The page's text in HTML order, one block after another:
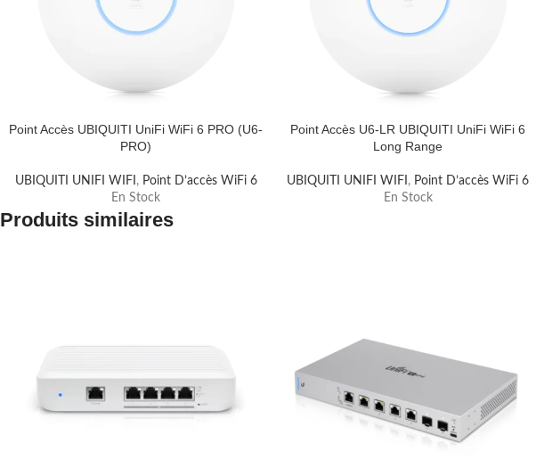
Point Accès UBIQUITI UniFi WiFi 6 PRO (U6-
PRO)
UBIQUITI UNIFI WIFI , Point D’accès WiFi 6
En Stock
Point Accès U6-LR UBIQUITI UniFi WiFi 6
Long Range
UBIQUITI UNIFI WIFI , Point D’accès WiFi 6
En Stock
Produits similaires